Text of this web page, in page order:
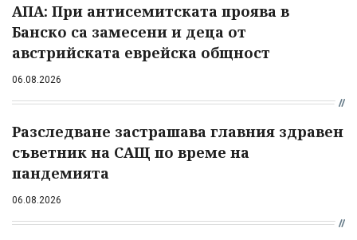
АПА: При антисемитската проява в
Банско са замесени и деца от
австрийската еврейска общност
06.08.2026
Разследване застрашава главния здравен
съветник на САЩ по време на
пандемията
06.08.2026